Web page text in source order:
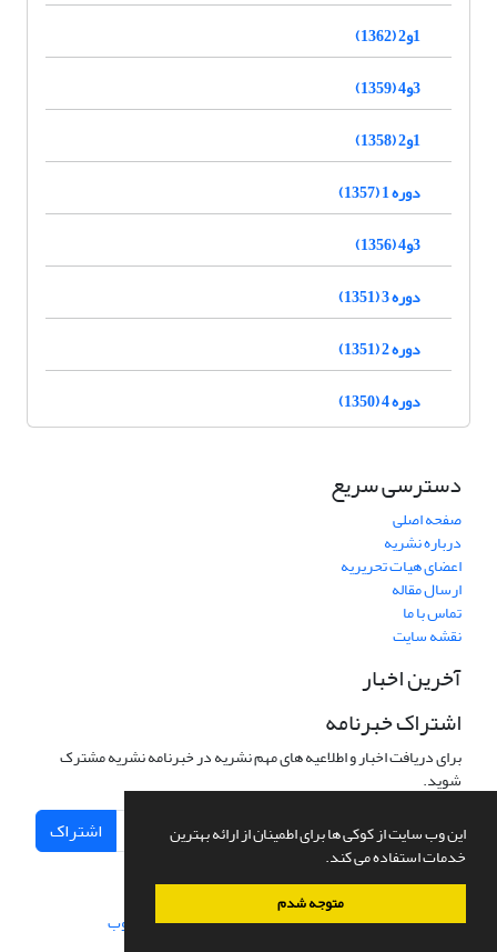
این وب سایت از کوکی ها برای اطمینان از ارائه بهترین
خدمات استفاده می کند.
متوجه شدم
1و2 (1362)
3و4 (1359)
1و2 (1358)
دوره 1 (1357)
3و4 (1356)
دوره 3 (1351)
دوره 2 (1351)
دوره 4 (1350)
دسترسی سریع
صفحه اصلی
درباره نشریه
اعضای هیات تحریریه
ارسال مقاله
تماس با ما
نقشه سایت
آخرین اخبار
اشتراک خبرنامه
برای دریافت اخبار و اطلاعیه های مهم نشریه در خبرنامه نشریه مشترک
شوید.
اشتراک
سامانه مدیریت نشریات علمی.طراحی و پیاده سازی از سیناوب